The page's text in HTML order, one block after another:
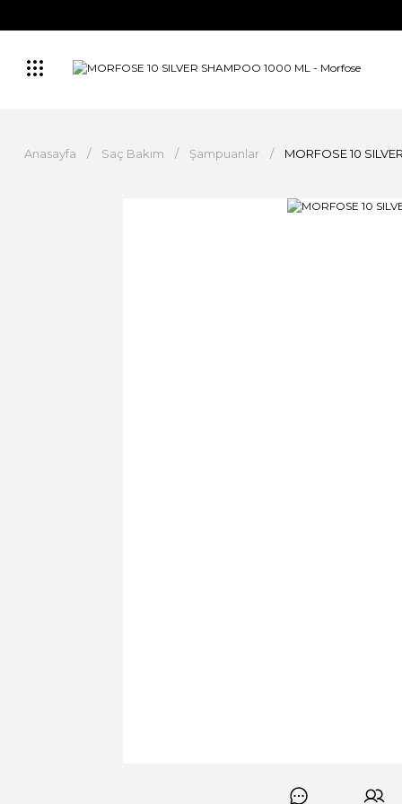
Anasayfa Saç Bakım Şampuanlar MORFOSE 10